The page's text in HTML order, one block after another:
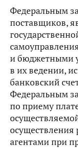
Федеральным
поставщиков,
и бюджетными
в их ведении,
банковский
Федеральным
по приему
осуществления
агентами при